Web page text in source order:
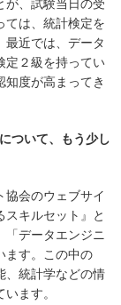
が、試験当日の受
ては、統計検定を
最近では、データ
定２級を持ってい
知度が高まってき
ついて、もう少し
会のウェブサイ
スキルセット』と
「データエンジニ
ます。この中の
、統計学などの情
ます。